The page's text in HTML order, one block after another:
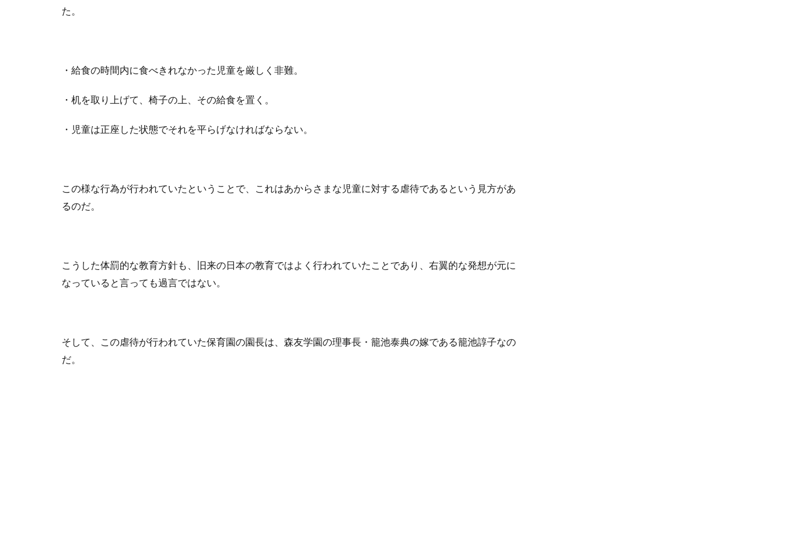
た。
・給食の時間内に食べきれなかった児童を厳しく非難。
・机を取り上げて、椅子の上、その給食を置く。
・児童は正座した状態でそれを平らげなければならない。
この様な行為が行われていたということで、これはあからさまな児童に対する虐待であるという見方があ
るのだ。
こうした体罰的な教育方針も、旧来の日本の教育ではよく行われていたことであり、右翼的な発想が元に
なっていると言っても過言ではない。
そして、この虐待が行われていた保育園の園長は、森友学園の理事長・籠池泰典の嫁である籠池諄子なの
だ。